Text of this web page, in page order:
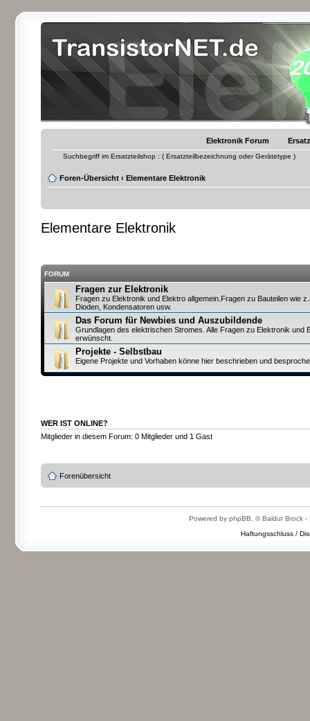
Elektronik Forum
Suchbegriff im Ersatzteilshop : ( Ersatzteilbezeichnung oder Gerätetype )
Foren-Übersicht ‹ Elementare Elektronik
Elementare Elektronik
FORUM
Fragen zur Elektronik
Fragen zu Elektronik und Elektro allgemein.Fragen zu Bauteilen wie
Dioden, Kondensatoren usw.
Das Forum für Newbies und Auszubildende
Grundlagen des elektrischen Stromes. Alle Fragen zu Elektronik und
erwünscht.
Projekte - Selbstbau
Eigene Projekte und Vorhaben könne hier beschrieben und
WER IST ONLINE?
Mitglieder in diesem Forum: 0 Mitglieder und 1 Gast
Forenübersicht
Powered by phpBB, © Baldur Brock -
Haftungsschluss /